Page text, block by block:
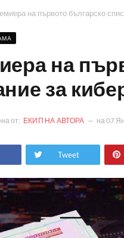
на първото българско
на
за
от: ЕКИП НА АВТОРА на 07
Tweet